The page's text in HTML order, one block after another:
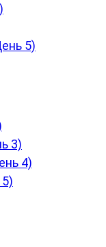
5)
3)
4)